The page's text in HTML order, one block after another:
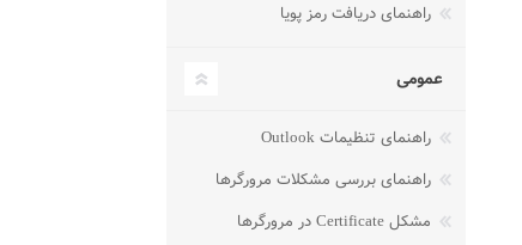
راهنمای دریافت رمز پویا
عمومی
راهنمای تنظیمات Outlook
راهنمای بررسی مشکلات مرورگرها
مشکل Certificate در مرورگرها